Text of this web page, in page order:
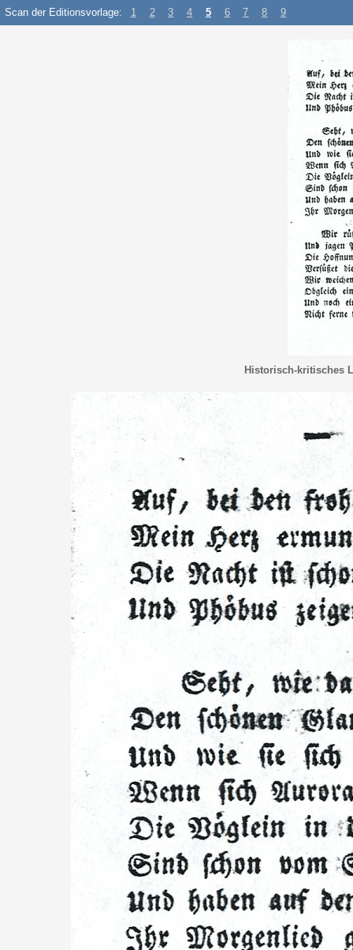
Scan der Editionsvorlage: 1 2 3 4 5 6 7 8 9
Historisch-kritisches